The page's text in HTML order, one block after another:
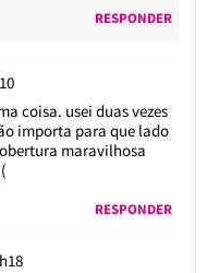
RESPONDER
coisa. usei duas vezes
importa para que lado
maravilhosa
RESPONDER